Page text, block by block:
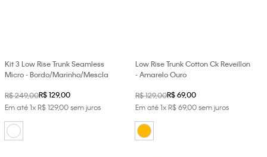
Kit 3 Low Rise Trunk Seamless
Micro - Bordo/Marinho/Mescla
R$249,00R$129,00
Em até1xR$129,00sem juros
Low Rise Trunk Cotton Ck Reveillon
- Amarelo Ouro
R$129,00R$69,00
Em até1xR$69,00sem juros